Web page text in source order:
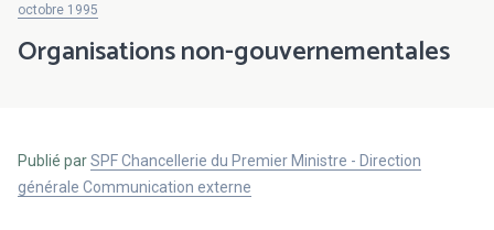
octobre 1995
Organisations non-gouvernementales
Publié parSPF Chancellerie du Premier Ministre - Direction
générale Communication externe